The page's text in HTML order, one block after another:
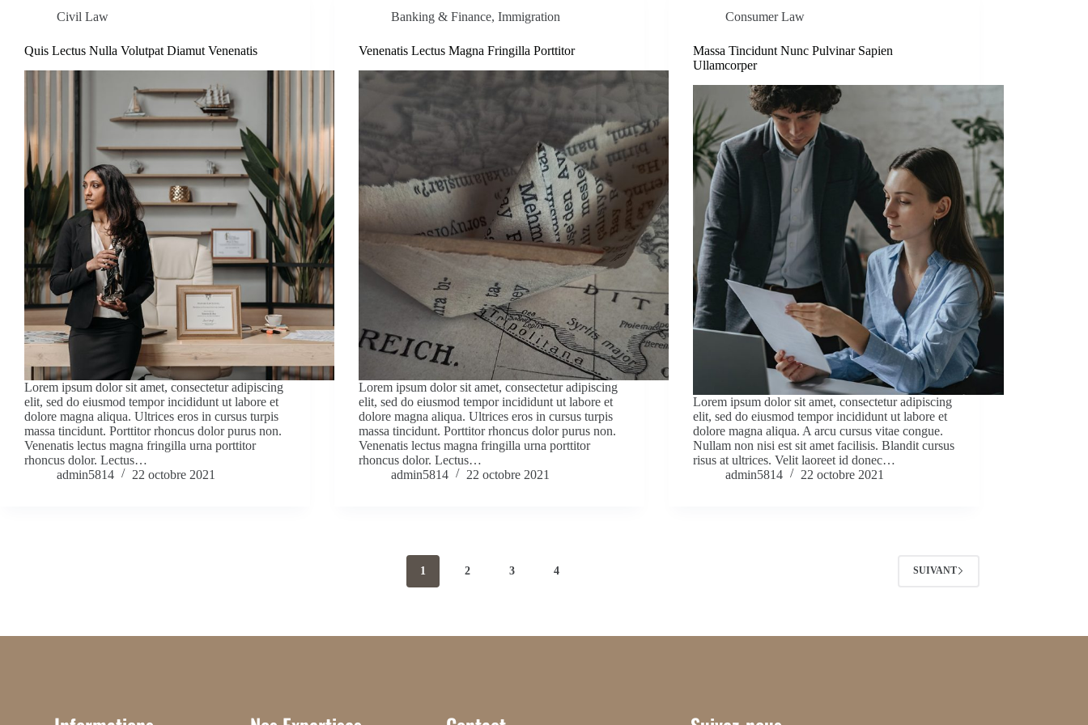
Civil Law
Quis Lectus Nulla Volutpat Diamut Venenatis
Lorem ipsum dolor sit amet, consectetur adipiscing
elit, sed do eiusmod tempor incididunt ut labore et
dolore magna aliqua. Ultrices eros in cursus turpis
massa tincidunt. Porttitor rhoncus dolor purus non.
Venenatis lectus magna fringilla urna porttitor
rhoncus dolor. Lectus…
admin5814
22 octobre 2021
Banking & Finance,Immigration
Venenatis Lectus Magna Fringilla Porttitor
Lorem ipsum dolor sit amet, consectetur adipiscing
elit, sed do eiusmod tempor incididunt ut labore et
dolore magna aliqua. Ultrices eros in cursus turpis
massa tincidunt. Porttitor rhoncus dolor purus non.
Venenatis lectus magna fringilla urna porttitor
rhoncus dolor. Lectus…
admin5814
22 octobre 2021
Consumer Law
Massa Tincidunt Nunc Pulvinar Sapien
Ullamcorper
Lorem ipsum dolor sit amet, consectetur adipiscing
elit, sed do eiusmod tempor incididunt ut labore et
dolore magna aliqua. A arcu cursus vitae congue.
Nullam non nisi est sit amet facilisis. Blandit cursus
risus at ultrices. Velit laoreet id donec…
admin5814
22 octobre 2021
1 2 3 4 SUIVANT